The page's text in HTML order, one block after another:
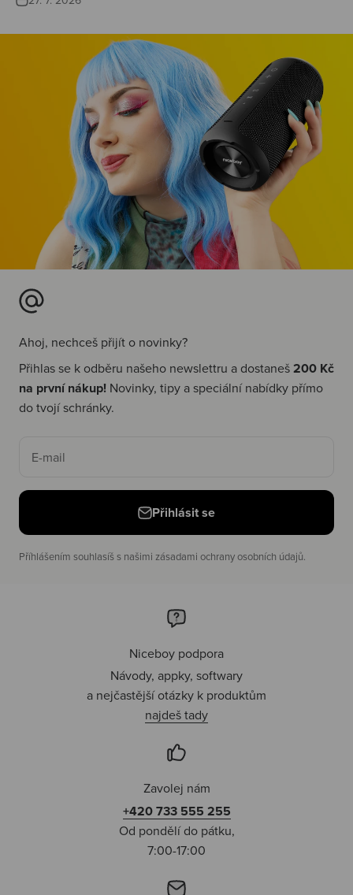
Ahoj, nechceš přijít o novinky?
Přihlas se k odběru našeho newslettru a dostaneš200 Kč
na první nákup! Novinky, tipy a speciální nabídky přímo
do tvojí schránky.
E-mail
Přihlásit se
Příhlášením souhlasíš s našimi zásadami ochrany osobních údajů.
Niceboy podpora
Návody, appky, softwary
a nejčastější otázky k produktům
najdeš tady
Zavolej nám
+420 733 555 255
Od pondělí do pátku,
7:00-17:00